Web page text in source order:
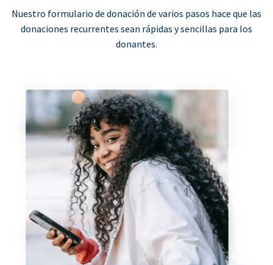
Nuestro formulario de donación de varios pasos hace que las
donaciones recurrentes sean rápidas y sencillas para los
donantes.